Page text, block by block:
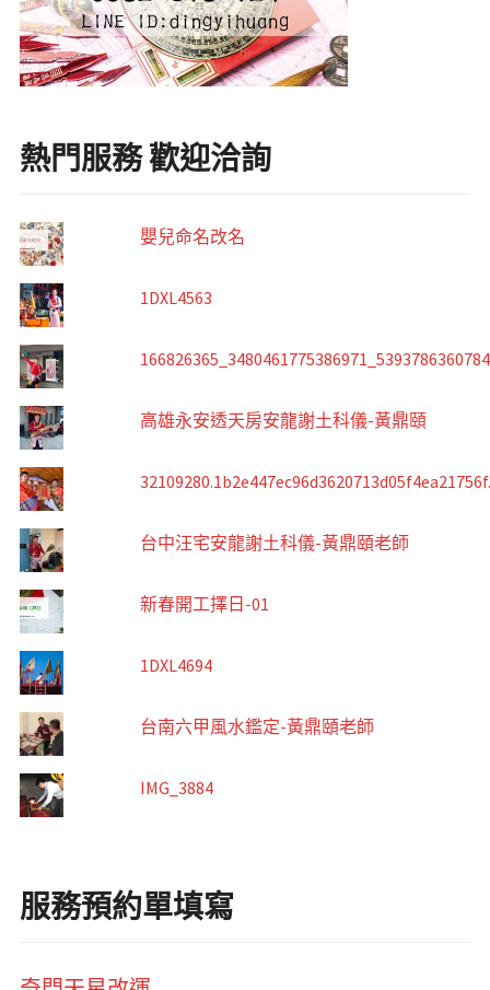
熱門服務 歡迎洽詢
嬰兒命名改名
1DXL4563
高雄永安透天房安龍謝土科儀-黃鼎頤
台中汪宅安龍謝土科儀-黃鼎頤老師
新春開工擇日-01
1DXL4694
台南六甲風水鑑定-黃鼎頤老師
IMG_3884
服務預約單填寫